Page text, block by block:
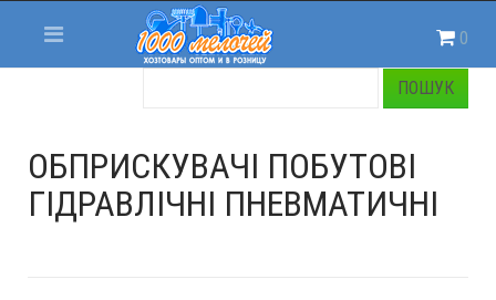
0
ОБПРИСКУВАЧІ ПОБУТОВІ
ГІДРАВЛІЧНІ ПНЕВМАТИЧНІ